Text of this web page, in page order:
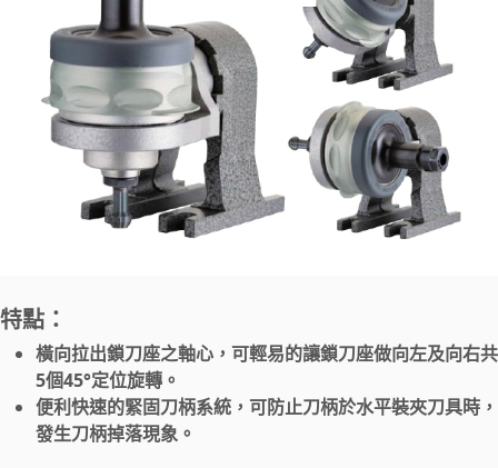
特點：
橫向拉出鎖刀座之軸心，可輕易的讓鎖刀座做向左及向右共
5個45°定位旋轉。
便利快速的緊固刀柄系統，可防止刀柄於水平裝夾刀具時，
發生刀柄掉落現象。